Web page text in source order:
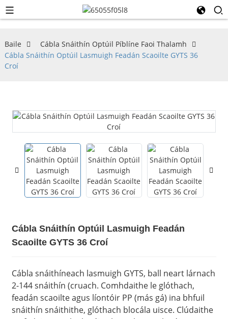
Baile
Cábla Snáithín Optúil Píblíne Faoi Thalamh
Cábla Snáithín Optúil Lasmuigh Feadán Scaoilte GYTS 36
Croí
Cábla Snáithín Optúil Lasmuigh Feadán
Scaoilte GYTS 36 Croí
Cábla snáithíneach lasmuigh GYTS, ball neart lárnach
2-144 snáithín (cruach. Comhdaithe le glóthach,
feadán scaoilte agus líontóir PP (más gá) ina bhfuil
snáithín snáithithe, glóthach blocála uisce. Clúdaithe